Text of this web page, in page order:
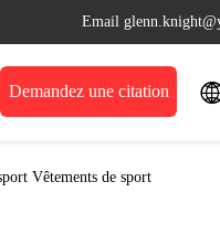
Email
Demandez une citation
Vêtements de sport